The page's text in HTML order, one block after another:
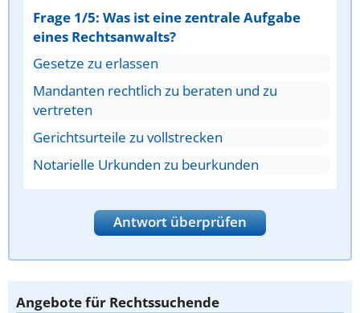
Frage 1/5: Was ist eine zentrale Aufgabe
eines Rechtsanwalts?
Gesetze zu erlassen
Mandanten rechtlich zu beraten und zu
vertreten
Gerichtsurteile zu vollstrecken
Notarielle Urkunden zu beurkunden
Antwort überprüfen
Angebote für Rechtssuchende